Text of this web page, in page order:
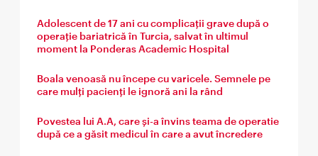
Adolescent de 17 ani cu complicații grave după o
operație bariatrică în Turcia, salvat în ultimul
moment la Ponderas Academic Hospital
Boala venoasă nu începe cu varicele. Semnele pe
care mulți pacienți le ignoră ani la rând
Povestea lui A.A, care și-a învins teama de operatie
după ce a găsit medicul în care a avut încredere